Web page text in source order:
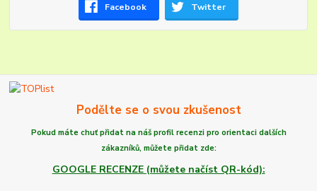
Facebook Twitter
Podělte se o svou zkušenost
Pokud máte chuťpřidat na náš profil recenzi pro orientaci dalších
zákazníků, můžete přidat zde:
GOOGLE RECENZE (můžete načíst QR-kód):